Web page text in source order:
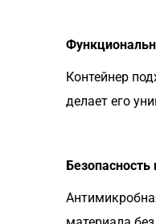
Контейнер
делает его